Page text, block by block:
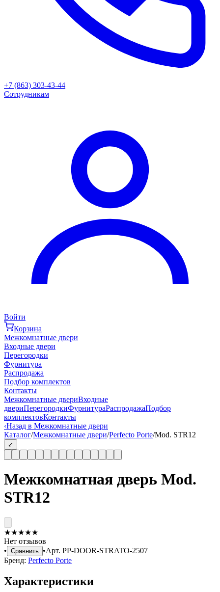
+7 (863) 303-43-44
Сотрудникам
Войти
Корзина
Межкомнатные двери
Входные двери
Перегородки
Фурнитура
Распродажа
Подбор комплектов
Контакты
Межкомнатные двериВходные
двериПерегородкиФурнитураРаспродажаПодбор
комплектовКонтакты
‹Назад в Межкомнатные двери
Каталог/Межкомнатные двери/Perfecto Porte/Mod. STR12
⤢
Межкомнатная дверь Mod.
STR12
★★★★★
Нет отзывов
• Сравнить •Арт. PP-DOOR-STRATO-2507
Бренд: Perfecto Porte
Характеристики